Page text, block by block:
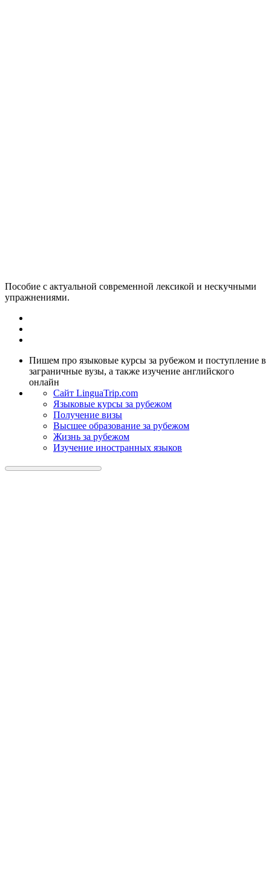
Пособие с актуальной современной лексикой и нескучными
упражнениями.
Пишем про языковые курсы за рубежом и поступление в
заграничные вузы, а также изучение английского
онлайн
Cайт LinguaTrip.com
Языковые курсы за рубежом
Получение визы
Высшее образование за рубежом
Жизнь за рубежом
Изучение иностранных языков